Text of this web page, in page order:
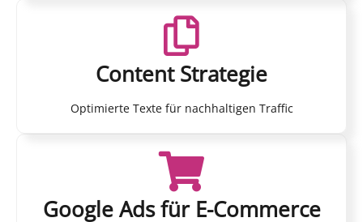
Content Strategie
Optimierte Texte für nachhaltigen Traffic
Google Ads für E-Commerce